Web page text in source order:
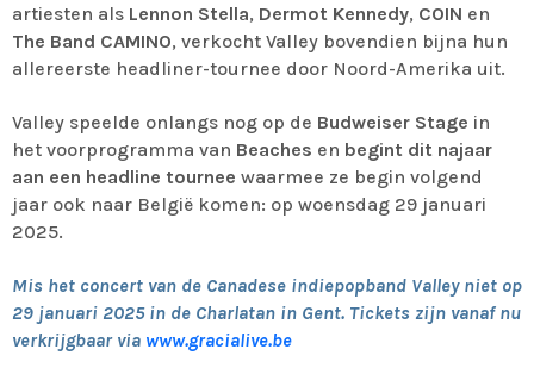
artiesten als Lennon Stella, Dermot Kennedy, COIN en
The Band CAMINO, verkocht Valley bovendien bijna hun
allereerste headliner-tournee door Noord-Amerika uit.
Valley speelde onlangs nog op de Budweiser Stage in
het voorprogramma van Beaches en begint dit najaar
aan een headline tournee waarmee ze begin volgend
jaar ook naar België komen: op woensdag 29 januari
2025.
Mis het concert van de Canadese indiepopband Valley niet op
29 januari 2025 in de Charlatan in Gent. Tickets zijn vanaf nu
verkrijgbaar via www.gracialive.be